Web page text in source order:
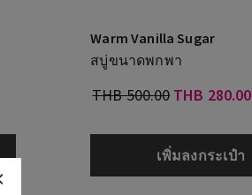
Warm Vanilla Sugar
สบู่ขนาดพกพา
THB 500.00 THB 280.00
เพิ่มลงกระเป๋า